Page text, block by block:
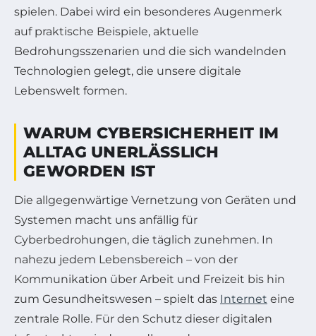
spielen. Dabei wird ein besonderes Augenmerk
auf praktische Beispiele, aktuelle
Bedrohungsszenarien und die sich wandelnden
Technologien gelegt, die unsere digitale
Lebenswelt formen.
WARUM CYBERSICHERHEIT IM
ALLTAG UNERLÄSSLICH
GEWORDEN IST
Die allgegenwärtige Vernetzung von Geräten und
Systemen macht uns anfällig für
Cyberbedrohungen, die täglich zunehmen. In
nahezu jedem Lebensbereich – von der
Kommunikation über Arbeit und Freizeit bis hin
zum Gesundheitswesen – spielt das Internet eine
zentrale Rolle. Für den Schutz dieser digitalen